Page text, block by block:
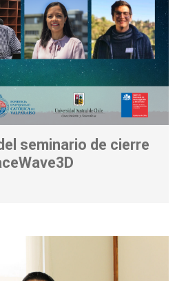
seminario de cierre